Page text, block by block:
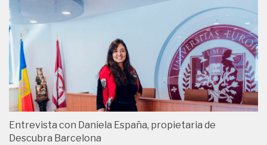
Entrevista con Daniela España, propietaria de
Descubra Barcelona